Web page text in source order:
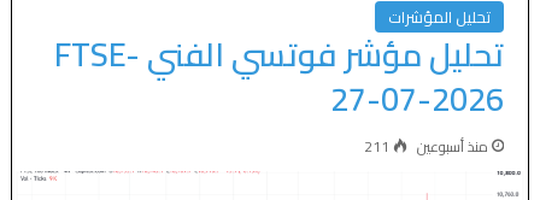
تحليل المؤشرات
تحليل مؤشر فوتسي الفني FTSE-
27-07-2026
منذ أسبوعين 211